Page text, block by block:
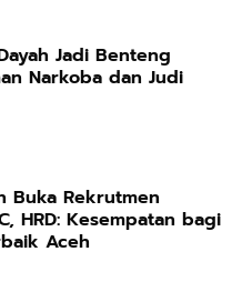
Jadi Benteng
Narkoba dan Judi
Buka Rekrutmen
HRD: Kesempatan bagi
Aceh